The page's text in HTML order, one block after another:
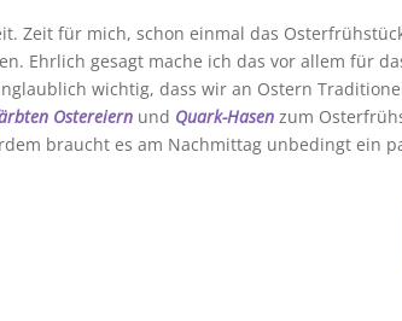
Zeit für mich, schon einmal das
Ehrlich gesagt mache ich das vor allem für
wichtig, dass wir an Ostern
Ostereiern und Quark-Hasen zum
braucht es am Nachmittag unbedingt ein